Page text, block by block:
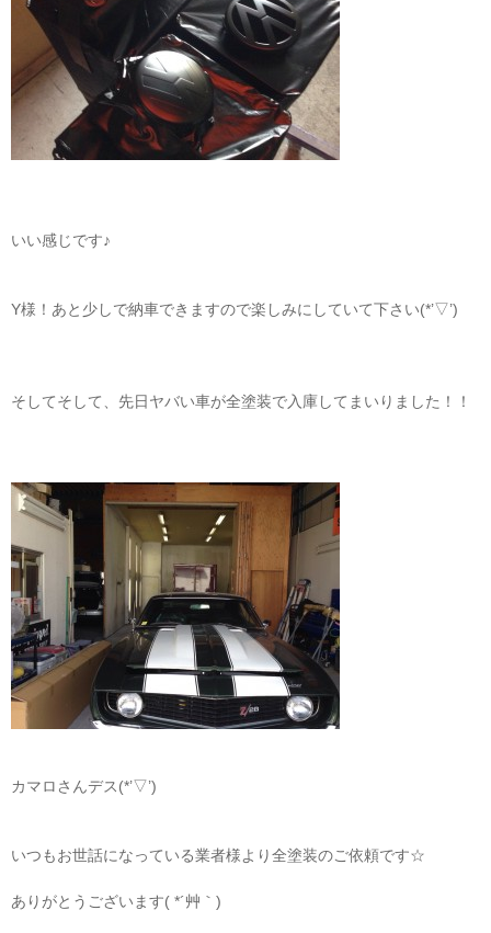
いい感じです♪
Y様！あと少しで納車できますので楽しみにしていて下さい(*’▽’)
そしてそして、先日ヤバい車が全塗装で入庫してまいりました！！
カマロさんデス(*’▽’)
いつもお世話になっている業者様より全塗装のご依頼です☆
ありがとうございます( *´艸｀)